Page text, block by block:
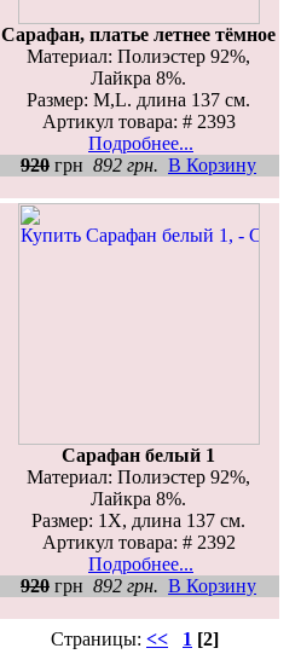
Сарафан, платье летнее тёмное
Материал: Полиэстер 92%,
Лайкра 8%.
Размер: M,L. длина 137 см.
Артикул товара: # 2393
Подробнее...
920 грн 892 грн. В Корзину
Сарафан белый 1
Материал: Полиэстер 92%,
Лайкра 8%.
Размер: 1X, длина 137 см.
Артикул товара: # 2392
Подробнее...
920 грн 892 грн. В Корзину
Страницы: << 1 [2]